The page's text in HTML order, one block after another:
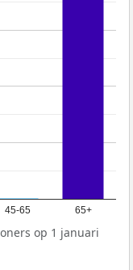
45-65 65+
op 1 januari